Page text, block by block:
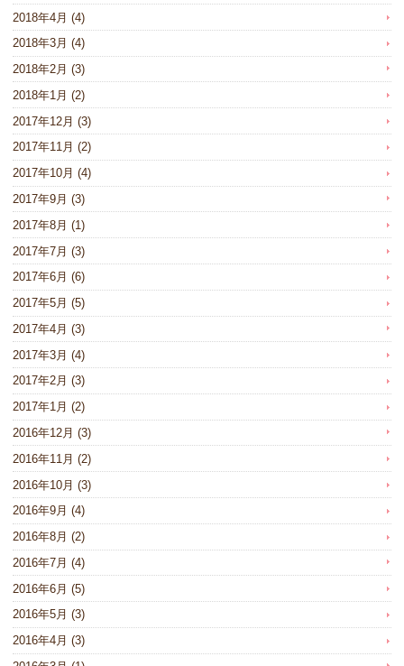
2018年4月 (4)
2018年3月 (4)
2018年2月 (3)
2018年1月 (2)
2017年12月 (3)
2017年11月 (2)
2017年10月 (4)
2017年9月 (3)
2017年8月 (1)
2017年7月 (3)
2017年6月 (6)
2017年5月 (5)
2017年4月 (3)
2017年3月 (4)
2017年2月 (3)
2017年1月 (2)
2016年12月 (3)
2016年11月 (2)
2016年10月 (3)
2016年9月 (4)
2016年8月 (2)
2016年7月 (4)
2016年6月 (5)
2016年5月 (3)
2016年4月 (3)